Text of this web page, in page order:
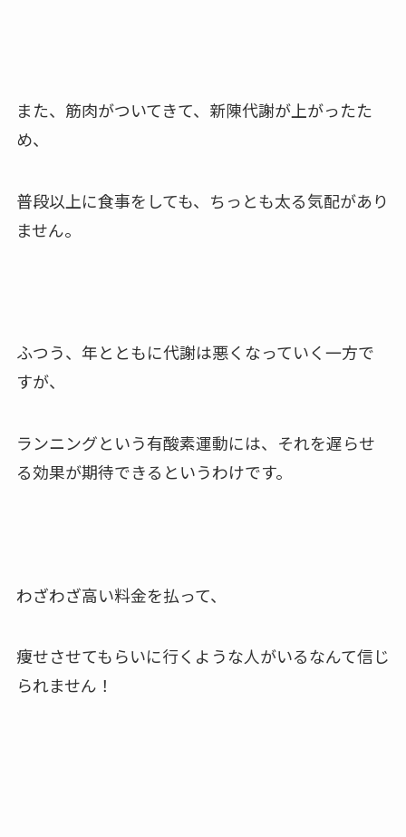
また、筋肉がついてきて、新陳代謝が上がったた
め、
普段以上に食事をしても、ちっとも太る気配があり
ません。
ふつう、年とともに代謝は悪くなっていく一方で
すが、
ランニングという有酸素運動には、それを遅らせ
る効果が期待できるというわけです。
わざわざ高い料金を払って、
痩せさせてもらいに行くような人がいるなんて信じ
られません！